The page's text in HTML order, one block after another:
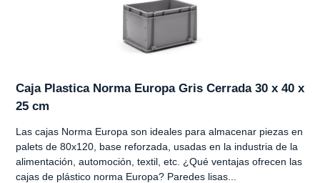
Caja Plastica Norma Europa Gris Cerrada 30 x 40 x
25 cm
Las cajas Norma Europa son ideales para almacenar piezas en
palets de 80x120, base reforzada, usadas en la industria de la
alimentación, automoción, textil, etc. ¿Qué ventajas ofrecen las
cajas de plástico norma Europa? Paredes lisas...